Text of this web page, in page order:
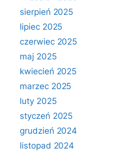
sierpień 2025
lipiec 2025
czerwiec 2025
maj 2025
kwiecień 2025
marzec 2025
luty 2025
styczeń 2025
grudzień 2024
listopad 2024